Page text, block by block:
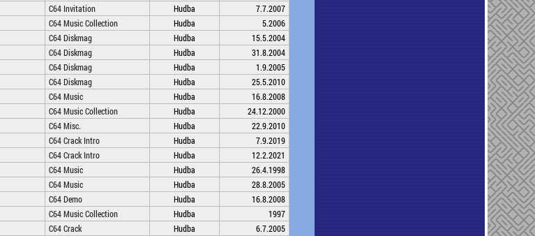
C64 Invitation Hudba
7.7.2007
C64 Music Collection Hudba
5.2006
C64 Diskmag Hudba
15.5.2004
C64 Diskmag Hudba
31.8.2004
C64 Diskmag Hudba
1.9.2005
C64 Diskmag Hudba
25.5.2010
C64 Music Hudba
16.8.2008
C64 Music Collection Hudba
24.12.2000
C64 Misc. Hudba
22.9.2010
C64 Crack Intro Hudba
7.9.2019
C64 Crack Intro Hudba
12.2.2021
C64 Music Hudba
26.4.1998
C64 Music Hudba
28.8.2005
C64 Demo Hudba
16.8.2008
C64 Music Collection Hudba
1997
C64 Crack Hudba
6.7.2005